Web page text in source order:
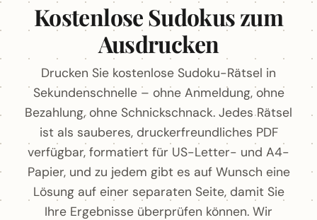
Kostenlose Sudokus zum
Ausdrucken
Drucken Sie kostenlose Sudoku-Rätsel in
Sekundenschnelle – ohne Anmeldung, ohne
Bezahlung, ohne Schnickschnack. Jedes Rätsel
ist als sauberes, druckerfreundliches PDF
verfügbar, formatiert für US-Letter- und A4-
Papier, und zu jedem gibt es auf Wunsch eine
Lösung auf einer separaten Seite, damit Sie
Ihre Ergebnisse überprüfen können. Wir